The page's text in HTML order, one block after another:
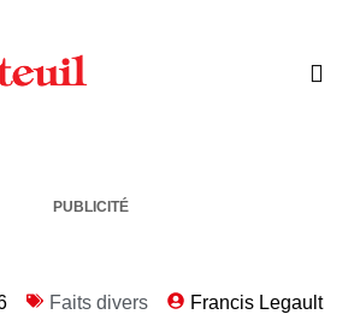
PUBLICITÉ
Faits divers Francis Legault